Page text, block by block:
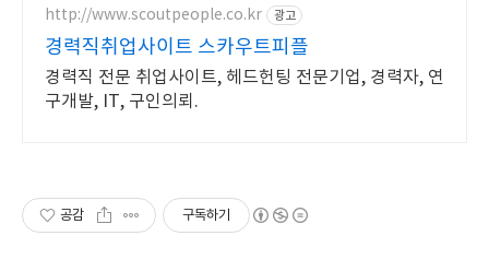
http://www.scoutpeople.co.kr 광고
경력직취업사이트 스카우트피플
경력직 전문 취업사이트, 헤드헌팅 전문기업, 경력자, 연
구개발, IT, 구인의뢰.
공감 구독하기